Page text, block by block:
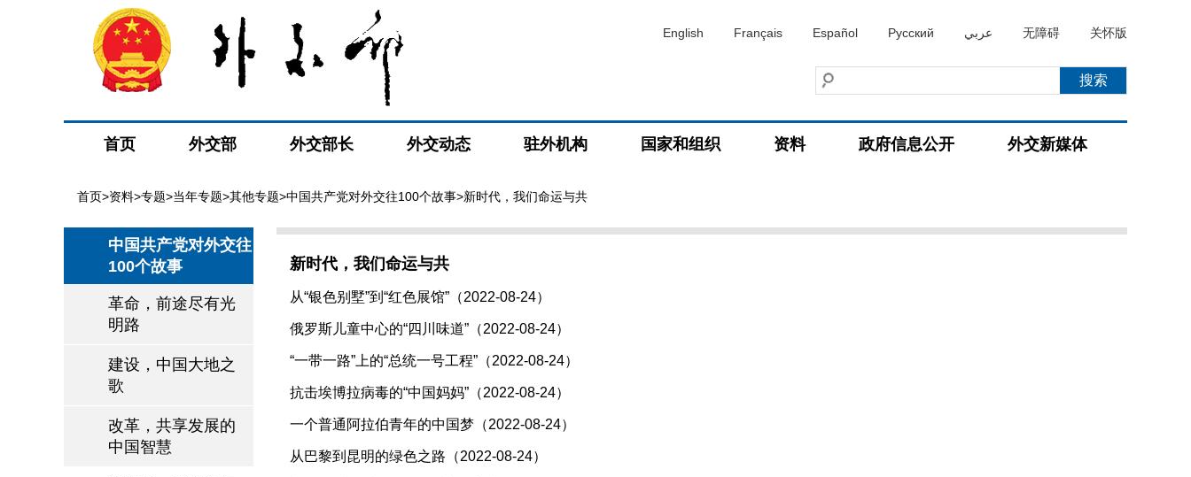
English Français Español Русский عربي 无障碍 关怀版
首页 外交部 外交部长 外交动态 驻外机构 国家和组织 资料 政府信息公开 外交新媒体
首页>资料>专题>当年专题>其他专题>中国共产党对外交往100个故事>新时代，我们命运与共
中国共产党对外交往
100个故事
革命，前途尽有光
明路
建设，中国大地之
歌
改革，共享发展的
中国智慧
新时代，我们命运与共
从“银色别墅”到“红色展馆”（2022-08-24）
俄罗斯儿童中心的“四川味道”（2022-08-24）
“一带一路”上的“总统一号工程”（2022-08-24）
抗击埃博拉病毒的“中国妈妈”（2022-08-24）
一个普通阿拉伯青年的中国梦（2022-08-24）
从巴黎到昆明的绿色之路（2022-08-24）